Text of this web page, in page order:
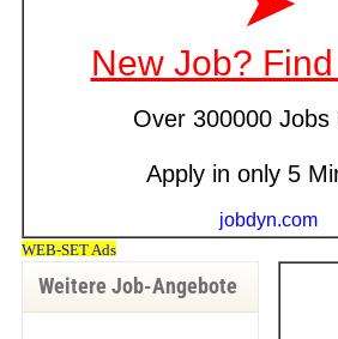
Weitere Job-Angebote